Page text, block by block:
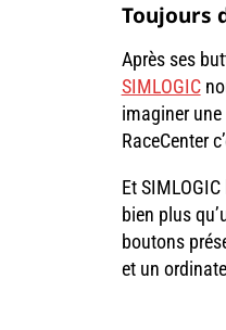
Toujours
Après ses
SIMLOGIC
imaginer
RaceCenter
Et
bien plus
boutons
et un